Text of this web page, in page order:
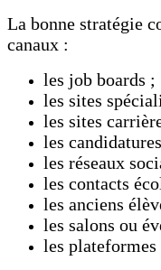
La bonne stratégie
canaux :
les job boards ;
les sites
les sites
les
les réseaux
les contacts
les anciens
les salons ou
les plateformes